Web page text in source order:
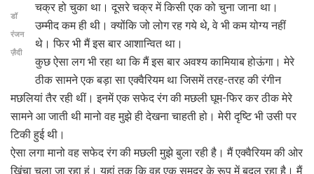
डॉ
रंजन
ज़ैदी
चक्र हो चुका था। दूसरे चक्र में किसी एक को चुना जाना था।
उम्मीद कम ही थी। क्योंकि जो लोग रह गये थे, वे भी कम योग्य नहीं
थे। फिर भी मैं इस बार आशान्वित था।
कुछ ऐसा लग भी रहा था कि मैं इस बार अवश्य कामियाब होऊंगा। मेरे
ठीक सामने एक बड़ा सा एक्वैरियम था जिसमें तरह-तरह की रंगीन
मछलियां तैर रही थीं। इनमें एक सफेद रंग की मछली घूम-फिर कर ठीक मेरे
सामने आ जाती थी मानो वह मुझे ही देखना चाहती हो। मेरी दृष्टि भी उसी पर
टिकी हुई थी।
ऐसा लगा मानो वह सफेद रंग की मछली मुझे बुला रही है। मैं एक्वैरियम की ओर
खिंचा चला जा रहा हूं। यहां तक कि वह एक समुद्र के रूप में बदल रहा है। मैं